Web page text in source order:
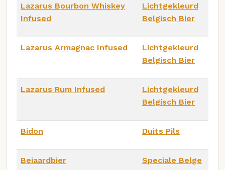
Lazarus Bourbon Whiskey
Infused
Lichtgekleurd
Belgisch Bier
Lazarus Armagnac Infused
Lichtgekleurd
Belgisch Bier
Lazarus Rum Infused
Lichtgekleurd
Belgisch Bier
Bidon Duits Pils
Beiaardbier Speciale Belge